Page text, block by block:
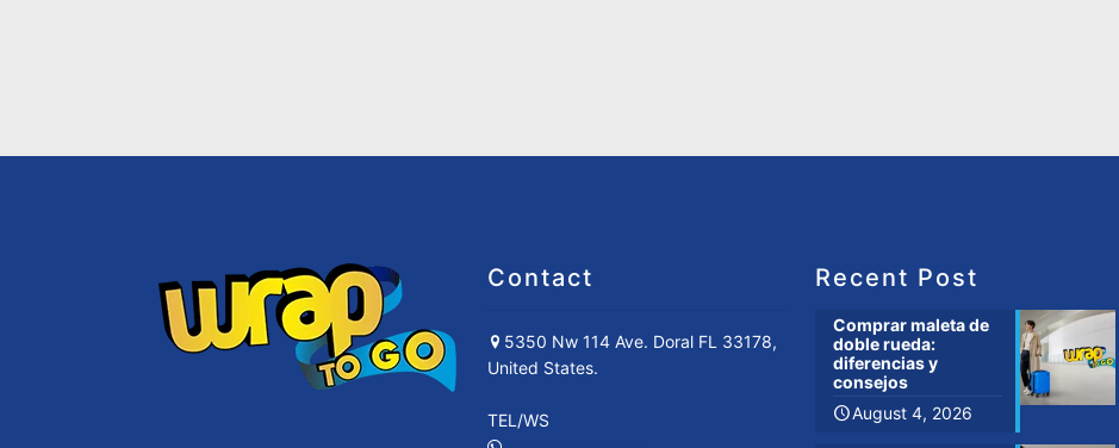
Contact
5350 Nw 114 Ave. Doral FL 33178,
United States.
TEL/WS
Recent Post
Comprar maleta de
doble rueda:
diferencias y
consejos
August 4, 2026